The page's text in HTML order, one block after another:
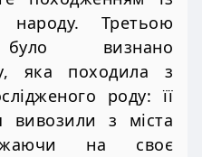
народу. Третьою
було визнано
яка походила з
роду: її
вивозили з міста
на своє